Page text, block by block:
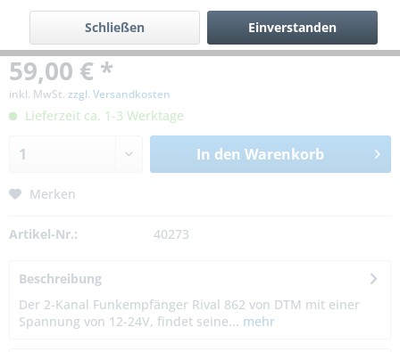
59,00 € *
inkl. MwSt. zzgl. Versandkosten
Lieferzeit ca. 1-3 Werktage
In den Warenkorb
Merken
Artikel-Nr.: 40273
Beschreibung
Der 2-Kanal Funkempfänger Rival 862 von DTM mit einer
Spannung von 12-24V, findet seine... mehr
Einverstanden
Schließen